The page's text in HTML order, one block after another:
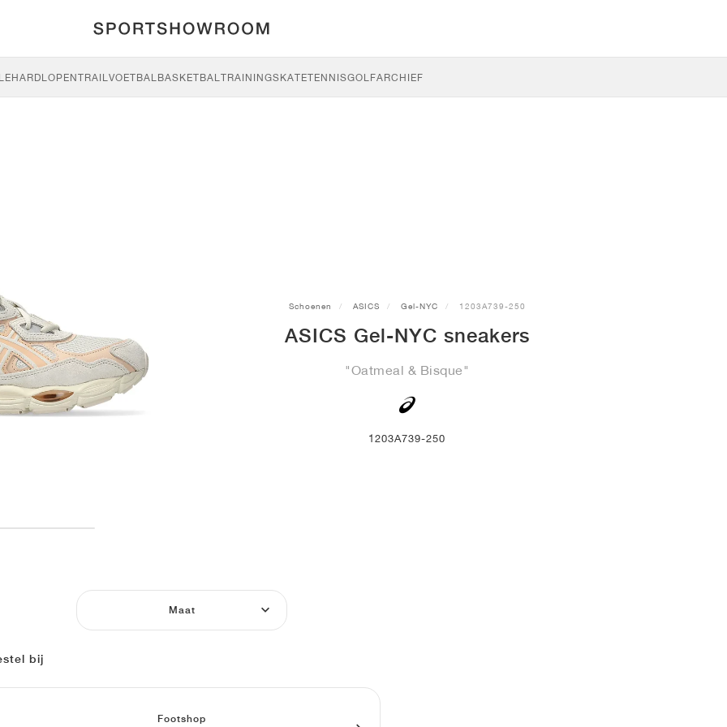
HARDLOPENTRAILVOETBALBASKETBALTRAININGSKATETENNISGOLFARCHIEF
Schoenen ASICS Gel-NYC 1203A739-250
ASICS Gel-NYC sneakers
"Oatmeal & Bisque"
1203A739-250
Maat
bij
Footshop